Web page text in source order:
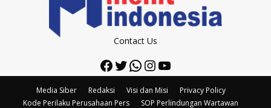
Contact Us
Facebook
Twitter
WhatsApp
Instagram
YouTube
Media Siber Redaksi Visi dan Misi
Privacy Policy
Kode Perilaku Perusahaan Pers
SOP Perlindungan Wartawan